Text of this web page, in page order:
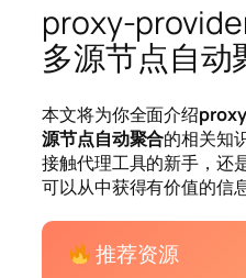
proxy-
多源节点自动
本文将为你全面介绍
源节点自动聚合的相关知
接触代理工具的新手，还
可以从中获得有价值的信息
推荐资源